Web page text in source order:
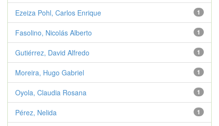
1
Ezeiza Pohl, Carlos Enrique
1
Fasolino, Nicolás Alberto
1
Gutiérrez, David Alfredo
1
Moreira, Hugo Gabriel
1
Oyola, Claudia Rosana
1
Pérez, Nelida